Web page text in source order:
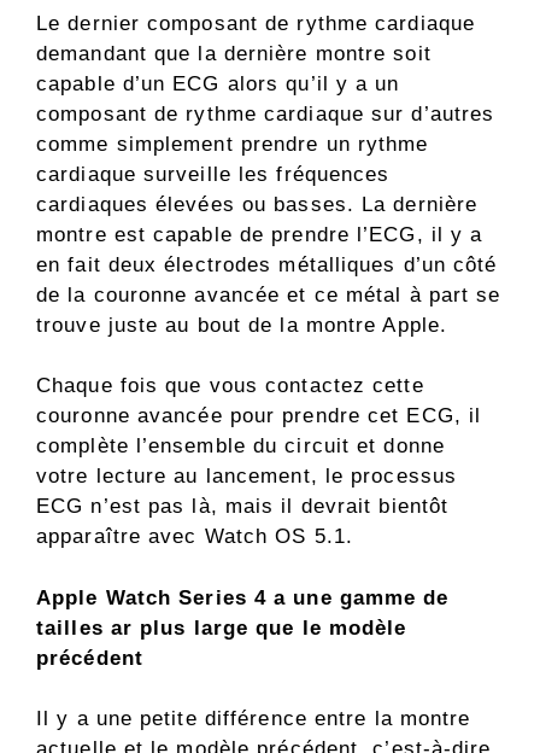
Le dernier composant de rythme cardiaque
demandant que la dernière montre soit
capable d’un ECG alors qu’il y a un
composant de rythme cardiaque sur d’autres
comme simplement prendre un rythme
cardiaque surveille les fréquences
cardiaques élevées ou basses. La dernière
montre est capable de prendre l’ECG, il y a
en fait deux électrodes métalliques d’un côté
de la couronne avancée et ce métal à part se
trouve juste au bout de la montre Apple.
Chaque fois que vous contactez cette
couronne avancée pour prendre cet ECG, il
complète l’ensemble du circuit et donne
votre lecture au lancement, le processus
ECG n’est pas là, mais il devrait bientôt
apparaître avec Watch OS 5.1.
Apple Watch Series 4 a une gamme de
tailles ar plus large que le modèle
précédent
Il y a une petite différence entre la montre